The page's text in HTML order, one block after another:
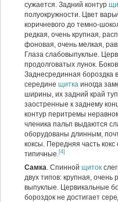
сужается. Задний контур
полуокружности. Цвет
коричневого до темно-
редкая, очень крупная,
фоновая, очень мелкая,
Глаза слабовыпуклые.
продолговатых лунок.
Заднесрединная бороздка
середине щитка иногда
ширины, их задний край
заостренные к заднему
контур перитремы
членика пальп выдаются
оборудованы длинным,
коксы. Передняя часть
типичные.[4]
Самка. Спинной щиток
двух типов: крупная,
выпуклые. Цервикальные
бороздок не достигает